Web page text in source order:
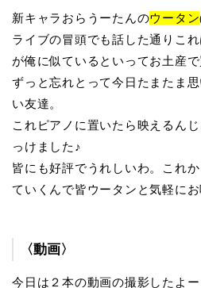
新キャラおらうーたんのウータン
ライブの冒頭でも話した通りこ
が俺に似ているといってお土産
ずっと忘れとって今日たまたま
い友達。
これピアノに置いたら映えるん
っけました♪
皆にも好評でうれしいわ。これ
ていくんで皆ウータンと気軽に
〈動画〉
今日は２本の動画の撮影したよー